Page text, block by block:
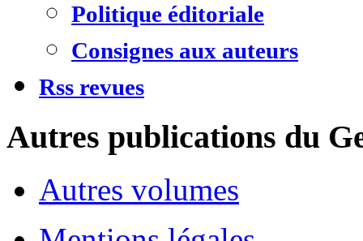
Politique éditoriale
Consignes aux auteurs
Rss revues
Autres publications du
Autres volumes